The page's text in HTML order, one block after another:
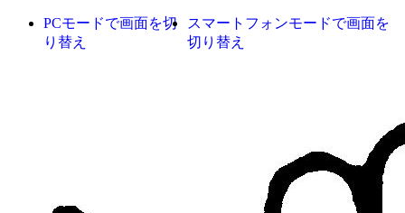
PCモードで画面を切
り替え
スマートフォンモードで画面を
切り替え